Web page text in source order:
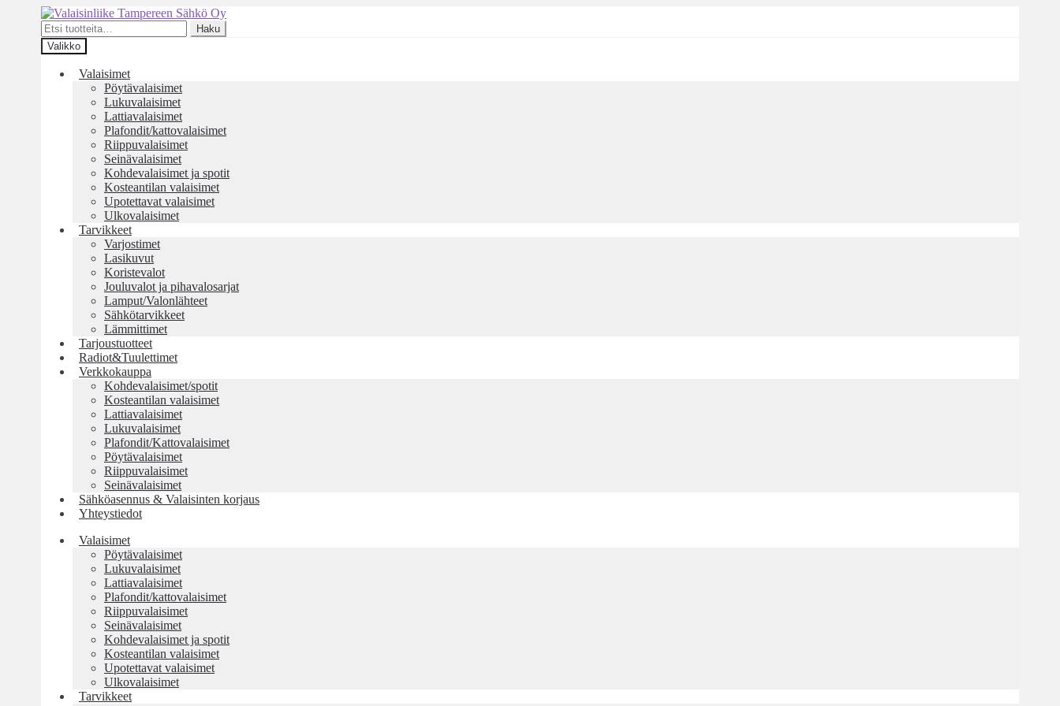
Siirry
navigointiin
Siirry
sisältöön
Etsi:
Haku
Valikko
Valaisimet
Pöytävalaisimet
Lukuvalaisimet
Lattiavalaisimet
Plafondit/kattovalaisimet
Riippuvalaisimet
Seinävalaisimet
Kohdevalaisimet ja spotit
Kosteantilan valaisimet
Upotettavat valaisimet
Ulkovalaisimet
Tarvikkeet
Varjostimet
Lasikuvut
Koristevalot
Jouluvalot ja pihavalosarjat
Lamput/Valonlähteet
Sähkötarvikkeet
Lämmittimet
Tarjoustuotteet
Radiot&Tuulettimet
Verkkokauppa
Kohdevalaisimet/spotit
Kosteantilan valaisimet
Lattiavalaisimet
Lukuvalaisimet
Plafondit/Kattovalaisimet
Pöytävalaisimet
Riippuvalaisimet
Seinävalaisimet
Sähköasennus & Valaisinten korjaus
Yhteystiedot
Valaisimet
Pöytävalaisimet
Lukuvalaisimet
Lattiavalaisimet
Plafondit/kattovalaisimet
Riippuvalaisimet
Seinävalaisimet
Kohdevalaisimet ja spotit
Kosteantilan valaisimet
Upotettavat valaisimet
Ulkovalaisimet
Tarvikkeet